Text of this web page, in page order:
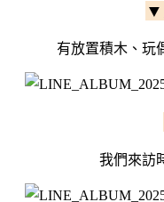
▼
有放置積木、玩
我們來訪